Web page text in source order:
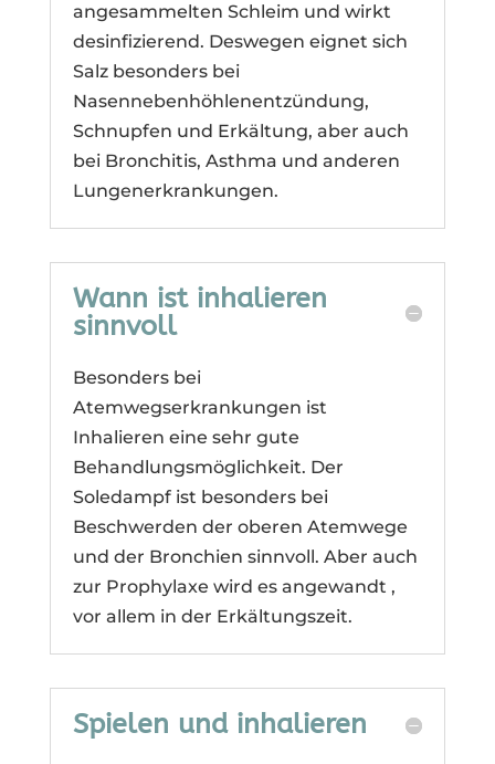
angesammelten Schleim und wirkt
desinfizierend. Deswegen eignet sich
Salz besonders bei
Nasennebenhöhlenentzündung,
Schnupfen und Erkältung, aber auch
bei Bronchitis, Asthma und anderen
Lungenerkrankungen.
Wann ist inhalieren
sinnvoll
Besonders bei
Atemwegserkrankungen ist
Inhalieren eine sehr gute
Behandlungsmöglichkeit. Der
Soledampf ist besonders bei
Beschwerden der oberen Atemwege
und der Bronchien sinnvoll. Aber auch
zur Prophylaxe wird es angewandt ,
vor allem in der Erkältungszeit.
Spielen und inhalieren